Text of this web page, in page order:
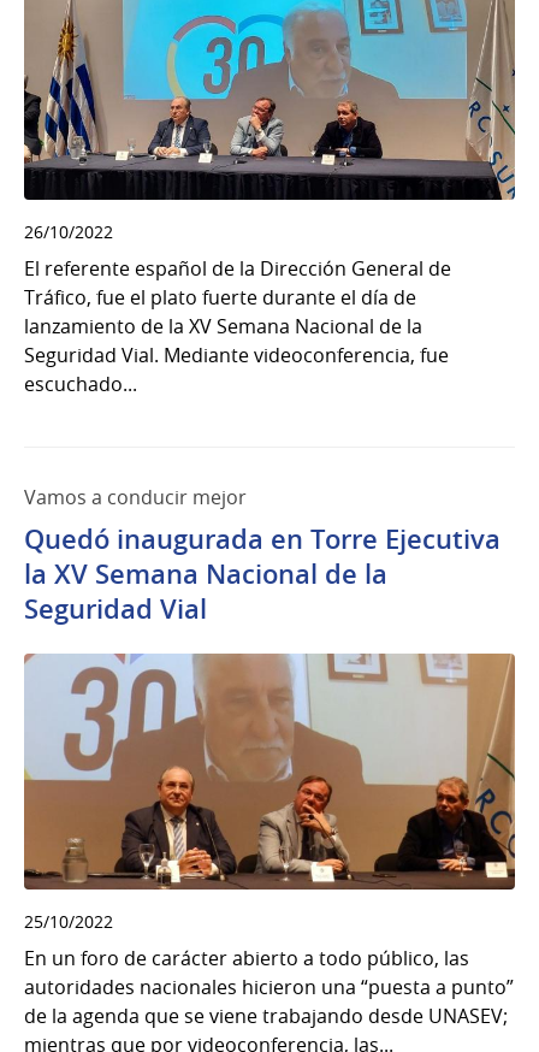
26/10/2022
El referente español de la Dirección General de
Tráfico, fue el plato fuerte durante el día de
lanzamiento de la XV Semana Nacional de la
Seguridad Vial. Mediante videoconferencia, fue
escuchado...
Vamos a conducir mejor
Quedó inaugurada en Torre Ejecutiva
la XV Semana Nacional de la
Seguridad Vial
25/10/2022
En un foro de carácter abierto a todo público, las
autoridades nacionales hicieron una “puesta a punto”
de la agenda que se viene trabajando desde UNASEV;
mientras que por videoconferencia, las...